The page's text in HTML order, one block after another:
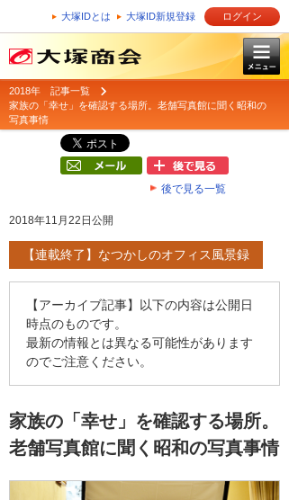
大塚IDとは 大塚ID新規登録 ログイン
2018年 記事一覧
家族の「幸せ」を確認する場所。老舗写真館に聞く昭和の
写真事情
後で見る一覧
2018年11月22日公開
【連載終了】なつかしのオフィス風景録
【アーカイブ記事】以下の内容は公開日
時点のものです。
最新の情報とは異なる可能性があります
のでご注意ください。
家族の「幸せ」を確認する場所。
老舗写真館に聞く昭和の写真事情